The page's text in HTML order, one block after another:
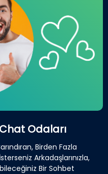
Odaları
Birden Fazla
Arkadaşlarınızla,
Bir Sohbet